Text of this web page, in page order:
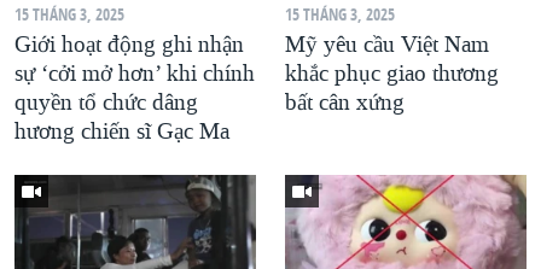
15 THÁNG 3, 2025
Giới hoạt động ghi nhận
sự ‘cởi mở hơn’ khi chính
quyền tổ chức dâng
hương chiến sĩ Gạc Ma
15 THÁNG 3, 2025
Mỹ yêu cầu Việt Nam
khắc phục giao thương
bất cân xứng